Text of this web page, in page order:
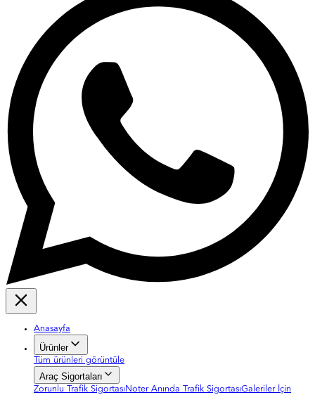
Anasayfa
Ürünler
Tüm ürünleri görüntüle
Araç Sigortaları
Zorunlu Trafik Sigortası Noter Anında Trafik SigortasıGaleriler İçin